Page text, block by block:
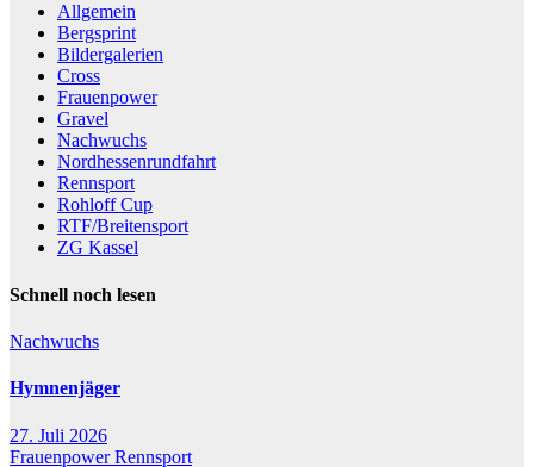
Allgemein
Bergsprint
Bildergalerien
Cross
Frauenpower
Gravel
Nachwuchs
Nordhessenrundfahrt
Rennsport
Rohloff Cup
RTF/Breitensport
ZG Kassel
Schnell noch lesen
Nachwuchs
Hymnenjäger
27. Juli 2026
FrauenpowerRennsport